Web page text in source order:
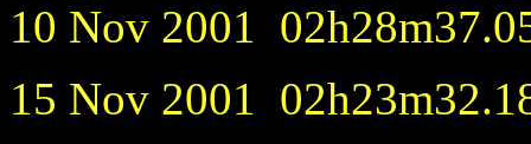
10 Nov 2001
15 Nov 2001